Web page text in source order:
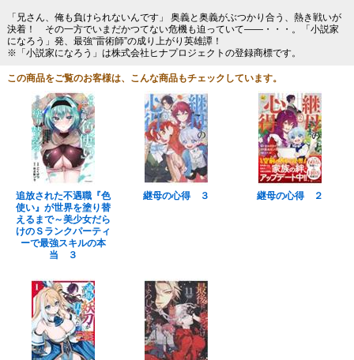
「兄さん、俺も負けられないんです」 奥義と奥義がぶつかり合う、熱き戦いが
決着！ その一方でいまだかつてない危機も迫っていて――・・・。「小説家
になろう」発、最強“雷術師”の成り上がり英雄譚！
※「小説家になろう」は株式会社ヒナプロジェクトの登録商標です。
この商品をご覧のお客様は、こんな商品もチェックしています。
追放された不遇職『色
使い』が世界を塗り替
えるまで～美少女だら
けのＳランクパーティ
ーで最強スキルの本
当 ３
継母の心得 ３ 継母の心得 ２